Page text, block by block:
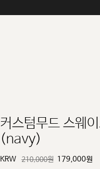
커스텀무드 스웨
(navy)
KRW 210,000원 179,000원